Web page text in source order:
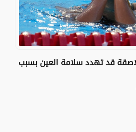
قد تهدد سلامة العين بسبب